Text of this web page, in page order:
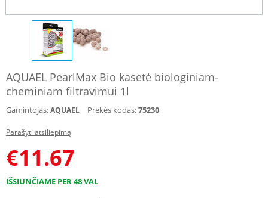
AQUAEL PearlMax Bio kasetė biologiniam-
cheminiam filtravimui 1l
Gamintojas:AQUAEL Prekės kodas:75230
Parašyti atsiliepimą
€11.67
IŠSIUNČIAME PER 48 VAL